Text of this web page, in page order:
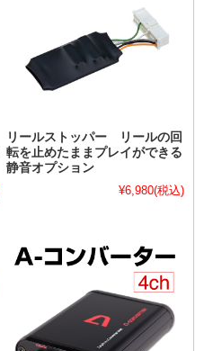
リールストッパー リールの回
転を止めたままプレイができる
静音オプション
¥6,980(税込)